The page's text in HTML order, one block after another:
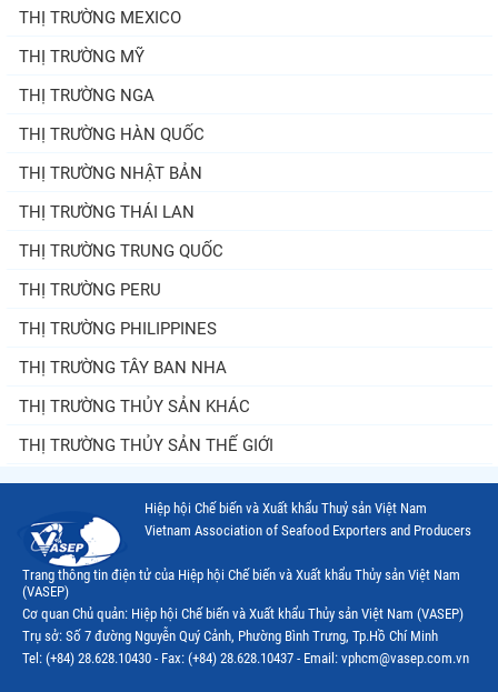
THỊ TRƯỜNG MEXICO
THỊ TRƯỜNG MỸ
THỊ TRƯỜNG NGA
THỊ TRƯỜNG HÀN QUỐC
THỊ TRƯỜNG NHẬT BẢN
THỊ TRƯỜNG THÁI LAN
THỊ TRƯỜNG TRUNG QUỐC
THỊ TRƯỜNG PERU
THỊ TRƯỜNG PHILIPPINES
THỊ TRƯỜNG TÂY BAN NHA
THỊ TRƯỜNG THỦY SẢN KHÁC
THỊ TRƯỜNG THỦY SẢN THẾ GIỚI
Hiệp hội Chế biến và Xuất khẩu Thuỷ sản Việt Nam
Vietnam Association of Seafood Exporters and Producers
Trang thông tin điện tử của Hiệp hội Chế biến và Xuất khẩu Thủy sản Việt Nam
(VASEP)
Cơ quan Chủ quản: Hiệp hội Chế biến và Xuất khẩu Thủy sản Việt Nam (VASEP)
Trụ sở: Số 7 đường Nguyễn Quý Cảnh, Phường Bình Trưng, Tp.Hồ Chí Minh
Tel: (+84) 28.628.10430 - Fax: (+84) 28.628.10437 - Email: vphcm@vasep.com.vn